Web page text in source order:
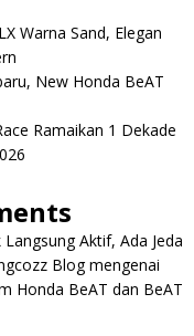
Warna Sand, Elegan
New Honda BeAT
Ramaikan 1 Dekade
Aktif, Ada Jeda
Blogmengenai
Honda BeAT dan BeAT